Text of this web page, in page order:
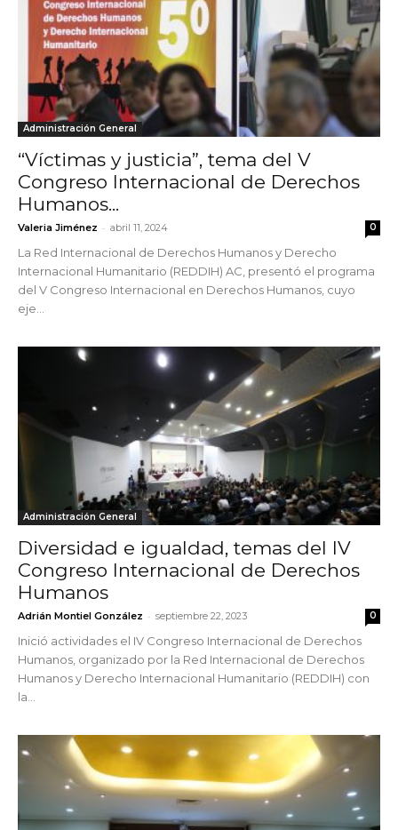
Administración General
“Víctimas y justicia”, tema del V
Congreso Internacional de Derechos
Humanos...
Valeria Jiménez - abril 11, 2024 0
La Red Internacional de Derechos Humanos y Derecho
Internacional Humanitario (REDDIH) AC, presentó el programa
del V Congreso Internacional en Derechos Humanos, cuyo
eje...
Administración General
Diversidad e igualdad, temas del IV
Congreso Internacional de Derechos
Humanos
Adrián Montiel González - septiembre 22, 2023 0
Inició actividades el IV Congreso Internacional de Derechos
Humanos, organizado por la Red Internacional de Derechos
Humanos y Derecho Internacional Humanitario (REDDIH) con
la...